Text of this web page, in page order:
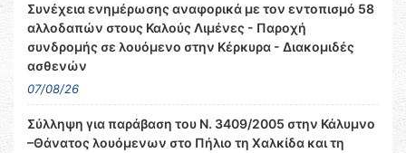
Συνέχεια ενημέρωσης αναφορικά με τον εντοπισμό 58
αλλοδαπών στους Καλούς Λιμένες - Παροχή
συνδρομής σε λουόμενο στην Κέρκυρα - Διακομιδές
ασθενών
07/08/26
Σύλληψη για παράβαση του Ν. 3409/2005 στην Κάλυμνο
–Θάνατος λουόμενων στο Πήλιο τη Χαλκίδα και τη